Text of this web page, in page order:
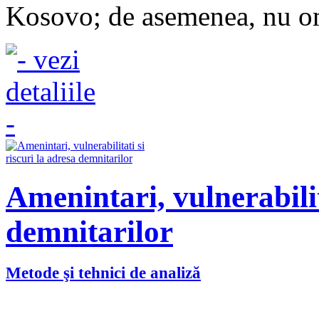
Kosovo; de asemenea, nu
Amenintari,
demnitarilor
Metode şi tehnici de analiză